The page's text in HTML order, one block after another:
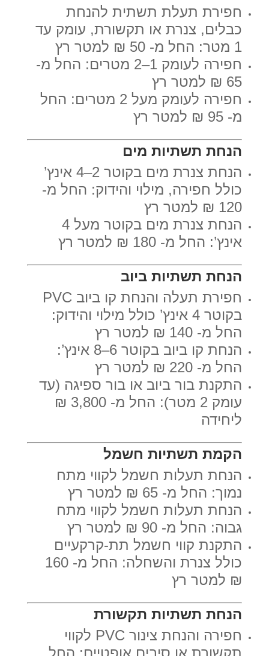
חפירת תעלת תשתית להנחת
כבלים, צנרת או תקשורת, עומק עד
1 מטר: החל מ- 50 ₪ למטר רץ
חפירה לעומק 1–2 מטרים: החל מ-
65 ₪ למטר רץ
חפירה לעומק מעל 2 מטרים: החל
מ- 95 ₪ למטר רץ
הנחת תשתיות מים
הנחת צנרת מים בקוטר 2–4 אינץ’
כולל חפירה, מילוי והידוק: החל מ-
120 ₪ למטר רץ
הנחת צנרת מים בקוטר מעל 4
אינץ’: החל מ- 180 ₪ למטר רץ
הנחת תשתיות ביוב
חפירת תעלה והנחת קו ביוב PVC
בקוטר 4 אינץ’ כולל מילוי והידוק:
החל מ- 140 ₪ למטר רץ
הנחת קו ביוב בקוטר 6–8 אינץ’:
החל מ- 220 ₪ למטר רץ
התקנת בור ביוב או בור ספיגה (עד
עומק 2 מטר): החל מ- 3,800 ₪
ליחידה
הקמת תשתיות חשמל
הנחת תעלות חשמל לקווי מתח
נמוך: החל מ- 65 ₪ למטר רץ
הנחת תעלות חשמל לקווי מתח
גבוה: החל מ- 90 ₪ למטר רץ
התקנת קווי חשמל תת-קרקעיים
כולל צנרת והשחלה: החל מ- 160
₪ למטר רץ
הנחת תשתיות תקשורת
חפירה והנחת צינור PVC לקווי